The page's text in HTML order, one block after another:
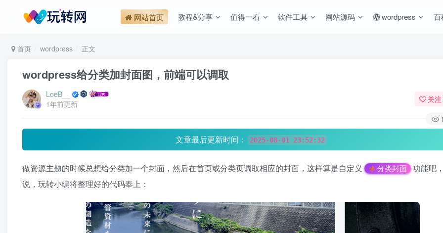
网站首页 教程&分享 值得一看 软件工具 网站源码 wordpress 百
首页 wordpress 正文
wordpress给分类加封面图，前端可以调取
LoeB__
1年前更新
关注
文章最后更新时间： 2025-08-01 23:52:32
做资源主题的时候总想给分类加一个封面，然后在首页或分类页调取相应的封面，这样算是自定义 分类封面 功能吧
说，玩转小编将整理好的代码奉上：